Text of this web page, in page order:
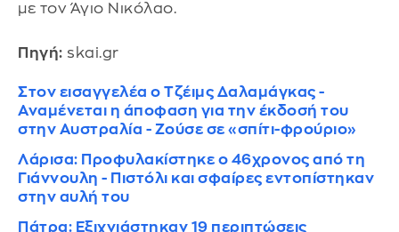
με τον Άγιο Νικόλαο.
Πηγή: skai.gr
Στον εισαγγελέα ο Τζέιμς Δαλαμάγκας -
Αναμένεται η άποφαση για την έκδοσή του
στην Αυστραλία - Ζούσε σε «σπίτι-φρούριο»
Λάρισα: Προφυλακίστηκε ο 46χρονος από τη
Γιάννουλη - Πιστόλι και σφαίρες εντοπίστηκαν
στην αυλή του
Πάτρα: Εξιχνιάστηκαν 19 περιπτώσεις